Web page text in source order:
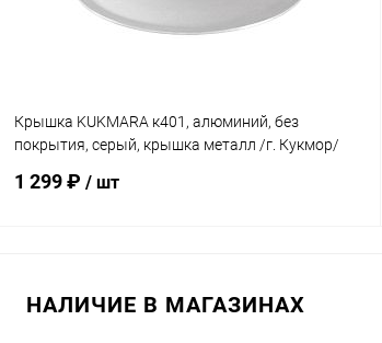
Крышка KUKMARA к401, алюминий, без
покрытия, серый, крышка металл /г. Кукмор/
1 299 ₽ / шт
НАЛИЧИЕ В МАГАЗИНАХ